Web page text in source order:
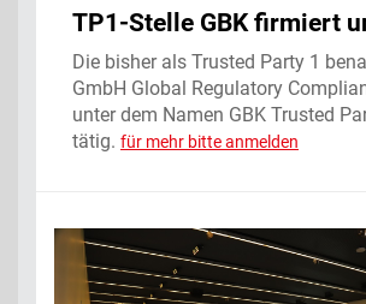
TP1-Stelle GBK firmiert
Die bisher als Trusted Party 1
GmbH Global Regulatory
unter dem Namen GBK Trusted
tätig. für mehr bitte anmelden